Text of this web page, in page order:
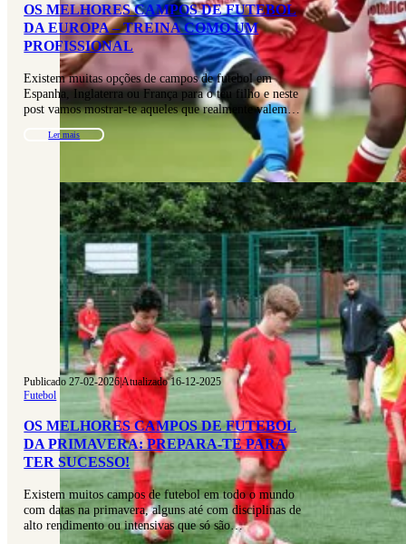
OS MELHORES CAMPOS DE FUTEBOL
DA EUROPA – TREINA COMO UM
PROFISSIONAL
Existem muitas opções de campos de futebol em
Espanha, Inglaterra ou França para o teu filho e neste
post vamos mostrar-te aqueles que realmente valem…
Ler mais
Publicado 27-02-2026|Atualizado 16-12-2025
Futebol
OS MELHORES CAMPOS DE FUTEBOL
DA PRIMAVERA: PREPARA-TE PARA
TER SUCESSO!
Existem muitos campos de futebol em todo o mundo
com datas na primavera, alguns até com disciplinas de
alto rendimento ou intensivas que só são…